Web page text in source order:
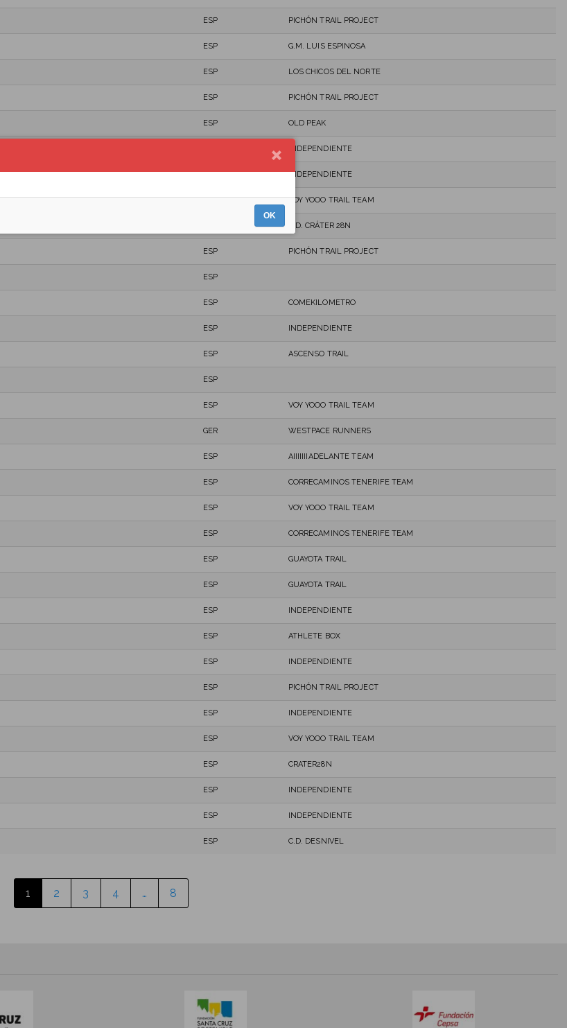
ESP PICHÓN TRAIL PROJECT
ESP G.M. LUIS ESPINOSA
ESP LOS CHICOS DEL NORTE
ESP PICHÓN TRAIL PROJECT
ESP OLD PEAK
INDEPENDIENTE
ESP INDEPENDIENTE
ESP VOY YOOO TRAIL TEAM
C.D. CRÁTER 28N
ESP PICHÓN TRAIL PROJECT
ESP
ESP COMEKILOMETRO
ESP INDEPENDIENTE
ESP ASCENSO TRAIL
ESP
ESP VOY YOOO TRAIL TEAM
GER WESTPACE RUNNERS
ESP AIIIIIIIADELANTE TEAM
ESP CORRECAMINOS TENERIFE TEAM
ESP VOY YOOO TRAIL TEAM
ESP CORRECAMINOS TENERIFE TEAM
ESP GUAYOTA TRAIL
ESP GUAYOTA TRAIL
ESP INDEPENDIENTE
ESP ATHLETE BOX
ESP INDEPENDIENTE
ESP PICHÓN TRAIL PROJECT
ESP INDEPENDIENTE
ESP VOY YOOO TRAIL TEAM
ESP CRATER28N
ESP INDEPENDIENTE
ESP INDEPENDIENTE
ESP C.D. DESNIVEL
1 2 3 4 … 8
OK